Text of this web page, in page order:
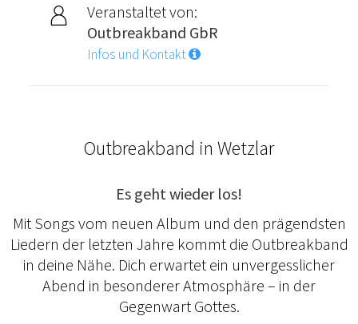
Veranstaltet von:
Outbreakband GbR
Infos und Kontakt
Outbreakband in Wetzlar
Es geht wieder los!
Mit Songs vom neuen Album und den prägendsten
Liedern der letzten Jahre kommt die Outbreakband
in deine Nähe. Dich erwartet ein unvergesslicher
Abend in besonderer Atmosphäre – in der
Gegenwart Gottes.